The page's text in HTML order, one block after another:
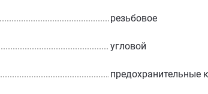
резьбовое
угловой
предохранительные